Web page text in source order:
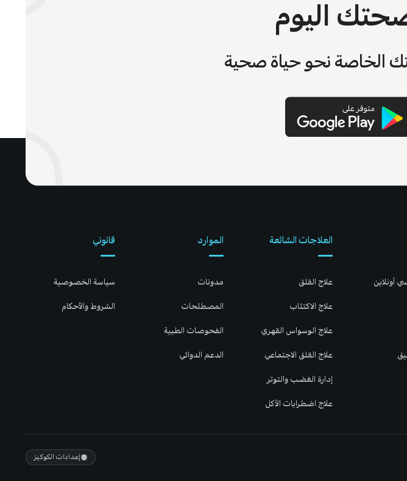
اليوم
الخاصة نحو حياة صحية
أونلاين
العلاجات الشائعة
علاج القلق
علاج الاكتئاب
علاج الوسواس القهري
علاج القلق الاجتماعي
إدارة الغضب والتوتر
علاج اضطرابات الأكل
الموارد
مدونات
المصطلحات
الفحوصات الطبية
الدعم الدوائي
قانوني
سياسة الخصوصية
الشروط والأحكام
إعدادات الكوكيز